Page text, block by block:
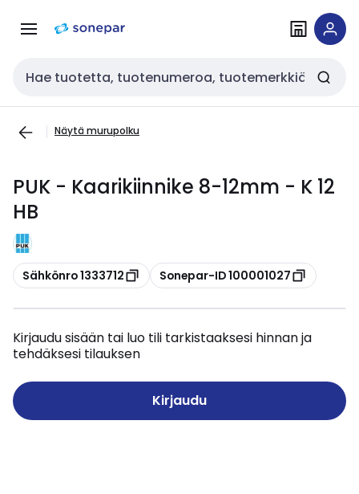
navigointiinsisältöön
Haku
Näytä murupolku
PUK - Kaarikiinnike 8-12mm - K 12
HB
Kopioi
Sähkönro 1333712 Kopioi
Sonepar-ID 100001027
Kirjaudu sisään tai luo tili tarkistaaksesi hinnan ja
tehdäksesi tilauksen
Kirjaudu